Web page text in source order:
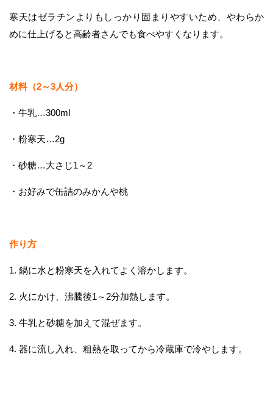
寒天はゼラチンよりもしっかり固まりやすいため、やわらか
めに仕上げると高齢者さんでも食べやすくなります。
材料（2～3人分）
・牛乳…300ml
・粉寒天…2g
・砂糖…大さじ1～2
・お好みで缶詰のみかんや桃
作り方
1. 鍋に水と粉寒天を入れてよく溶かします。
2. 火にかけ、沸騰後1～2分加熱します。
3. 牛乳と砂糖を加えて混ぜます。
4. 器に流し入れ、粗熱を取ってから冷蔵庫で冷やします。